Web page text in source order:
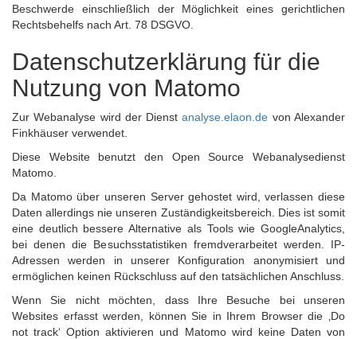
Beschwerde einschließlich der Möglichkeit eines gerichtlichen
Rechtsbehelfs nach Art. 78 DSGVO.
Datenschutzerklärung für die
Nutzung von Matomo
Zur Webanalyse wird der Dienstanalyse.elaon.de von Alexander
Finkhäuser verwendet.
Diese Website benutzt den Open Source Webanalysedienst
Matomo.
Da Matomo über unseren Server gehostet wird, verlassen diese
Daten allerdings nie unseren Zuständigkeitsbereich. Dies ist somit
eine deutlich bessere Alternative als Tools wie GoogleAnalytics,
bei denen die Besuchsstatistiken fremdverarbeitet werden. IP-
Adressen werden in unserer Konfiguration anonymisiert und
ermöglichen keinen Rückschluss auf den tatsächlichen Anschluss.
Wenn Sie nicht möchten, dass Ihre Besuche bei unseren
Websites erfasst werden, können Sie in Ihrem Browser die ‚Do
not track‘ Option aktivieren und Matomo wird keine Daten von